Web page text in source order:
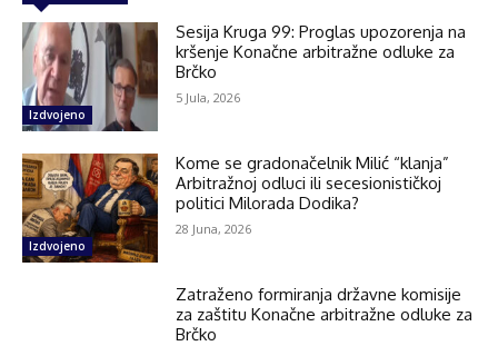
Izdvojeno
Sesija Kruga 99: Proglas upozorenja na
kršenje Konačne arbitražne odluke za
Brčko
5 Jula, 2026
Izdvojeno
Kome se gradonačelnik Milić “klanja”
Arbitražnoj odluci ili secesionističkoj
politici Milorada Dodika?
28 Juna, 2026
Zatraženo formiranja državne komisije
za zaštitu Konačne arbitražne odluke za
Brčko